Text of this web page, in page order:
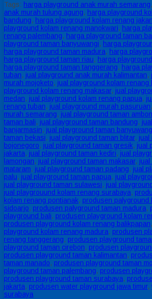
Tags: harga playground anak murah semarang,
anak murah tulung agung, harga playground
bandung, harga playground kolam renang
playground kolam renang manokwari, harga
renang palembang, harga playground taman
playground taman banyuwangi, harga
harga playground taman madura, harga
harga playground taman riau, harga
harga playground taman tanggerang, harga
tuban, jual playground anak murah kalimantan,
murah mojoketo, jual playground kolam renang
playground kolam renang makasar, jual
medan, jual playground kolam renang papua,
renang tuban, jual playground murah pasuruan,
murah semarang, jual playground taman ambon
taman bali, jual playground taman bandung,
banjarmasin, jual playground taman
taman bekasi, jual playground taman blitar, jual
bojonegoro, jual playground taman gresik, jual
jakarta, jual playground taman kediri, jual
lamongan, jual playground taman makasar, jual
mataram, jual playground taman padang, jual
palu, jual playground taman papua, jual
jual playground taman sulawesi, jual
jual playgrouund kolam renang surabaya,
kolam renang pontianak, produsen palyground
sidoarjo, produsen palyground taman madura,
playground bali, produsen playground kolam
produsen playground kolam renang balikpapan,
playground kolam renang madura, produsen
renang tanggerang, produsen playground
playground taman cirebon, produsen
produsen playground taman kalimantan,
taman manado, produsen playground taman
playground taman palembang, produsen
produsen playground taman surabaya,
jakarta, produsen water playground jawa timur,
surabaya